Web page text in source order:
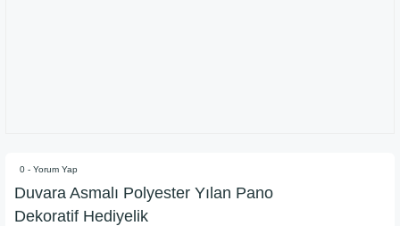
0 - Yorum Yap
Duvara Asmalı Polyester Yılan Pano
Dekoratif Hediyelik